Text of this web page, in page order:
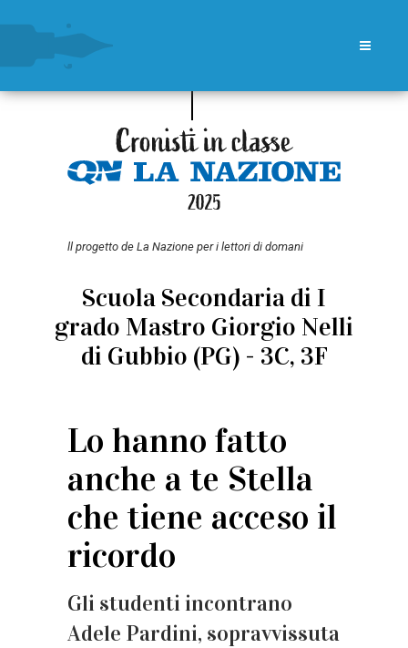
ll progetto de La Nazione per i lettori di domani
Scuola Secondaria di I
grado Mastro Giorgio Nelli
di Gubbio (PG) - 3C, 3F
Lo hanno fatto
anche a te Stella
che tiene acceso il
ricordo
Gli studenti incontrano
Adele Pardini, sopravvissuta